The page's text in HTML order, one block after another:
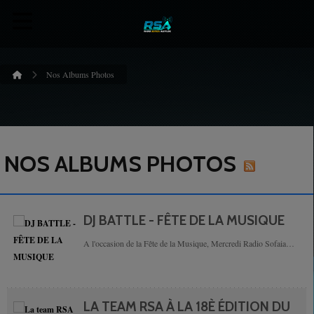
Nos Albums Photos
NOS ALBUMS PHOTOS
DJ BATTLE - FÊTE DE LA MUSIQUE
A l'occasion de la Fête de la Musique, Mercredi Radio Sofaia
LA TEAM RSA À LA 18È ÉDITION DU